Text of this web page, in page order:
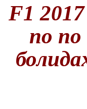
F1
по